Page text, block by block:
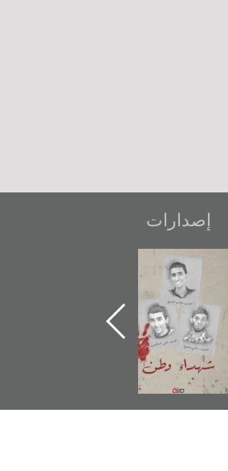
إصدارات
شهداء وطن